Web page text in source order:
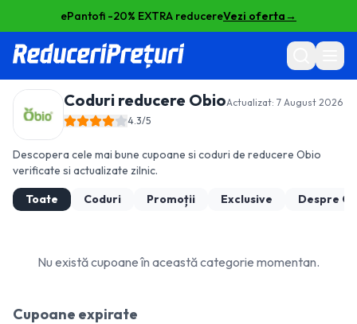
ePantofi -20% EXTRA reducereVezi oferta→
Coduri reducere ObioActualizat: 7 August 2026
4.3/5
Descopera cele mai bune cupoane si coduri de reducere Obio
verificate si actualizate zilnic.
Toate
Coduri Promoții Exclusive Despre
Nu există cupoane în această categorie momentan.
Cupoane expirate